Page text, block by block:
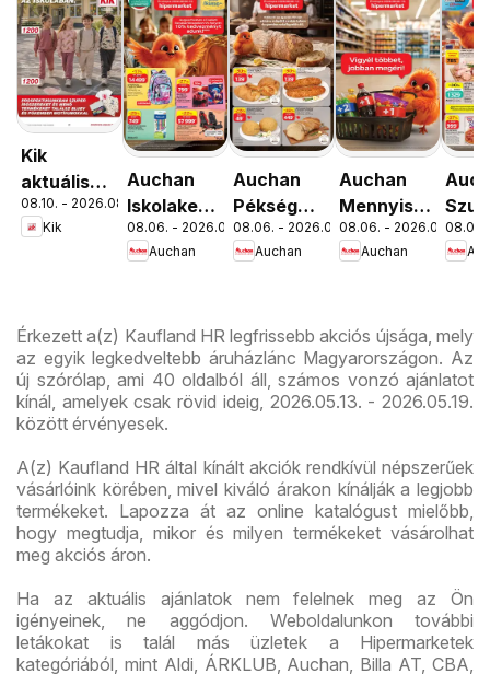
Kik
aktuális
akciós
újság
08.10. - 2026.08.16.
Kik
Auchan
Iskolakezdés
ajánlatok
08.06. - 2026.08.19.
Auchan
Auchan
Pékség
ajánlataink
08.06. - 2026.08.12.
Auchan
Auchan
Mennyiségi
kedvezmény
ajánlataink
08.06. - 2026.08.19.
Auchan
08.06.
Érkezett a(z) Kaufland HR legfrissebb akciós újsága, mely
az egyik legkedveltebb áruházlánc Magyarországon. Az
új szórólap, ami 40 oldalból áll, számos vonzó ajánlatot
kínál, amelyek csak rövid ideig, 2026.05.13. - 2026.05.19.
között érvényesek.
A(z) Kaufland HR által kínált akciók rendkívül népszerűek
vásárlóink körében, mivel kiváló árakon kínálják a legjobb
termékeket. Lapozza át az online katalógust mielőbb,
hogy megtudja, mikor és milyen termékeket vásárolhat
meg akciós áron.
Ha az aktuális ajánlatok nem felelnek meg az Ön
igényeinek, ne aggódjon. Weboldalunkon további
letákokat is talál más üzletek a Hipermarketek
kategóriából, mint Aldi, ÁRKLUB, Auchan, Billa AT, CBA,